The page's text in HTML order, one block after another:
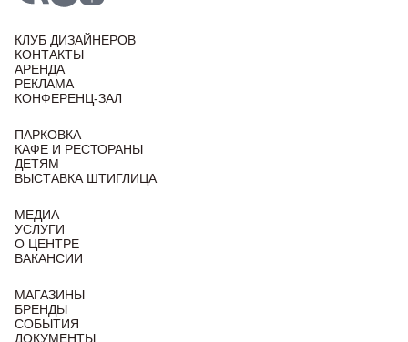
КЛУБ ДИЗАЙНЕРОВ
КОНТАКТЫ
АРЕНДА
РЕКЛАМА
КОНФЕРЕНЦ-ЗАЛ
ПАРКОВКА
КАФЕ И РЕСТОРАНЫ
ДЕТЯМ
ВЫСТАВКА ШТИГЛИЦА
МЕДИА
УСЛУГИ
О ЦЕНТРЕ
ВАКАНСИИ
МАГАЗИНЫ
БРЕНДЫ
СОБЫТИЯ
ДОКУМЕНТЫ